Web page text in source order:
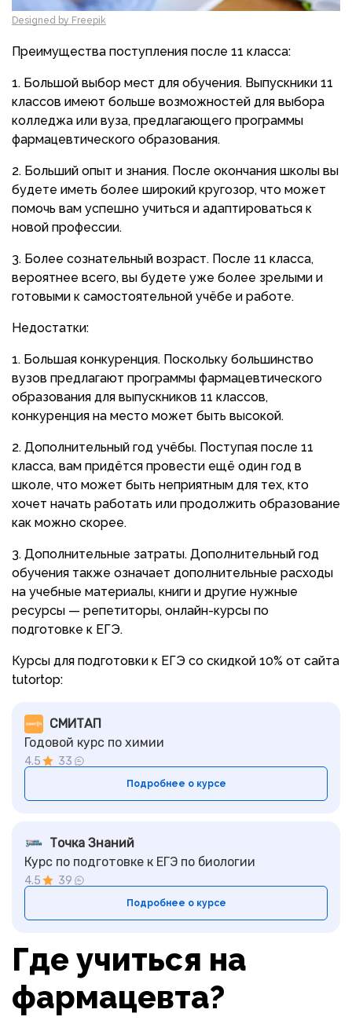
Designed by Freepik
Преимущества поступления после 11 класса:
Большой выбор мест для обучения. Выпускники 11
классов имеют больше возможностей для выбора
колледжа или вуза, предлагающего программы
фармацевтического образования.
Больший опыт и знания. После окончания школы вы
будете иметь более широкий кругозор, что может
помочь вам успешно учиться и адаптироваться к
новой профессии.
Более сознательный возраст. После 11 класса,
вероятнее всего, вы будете уже более зрелыми и
готовыми к самостоятельной учёбе и работе.
Недостатки:
Большая конкуренция. Поскольку большинство
вузов предлагают программы фармацевтического
образования для выпускников 11 классов,
конкуренция на место может быть высокой.
Дополнительный год учёбы. Поступая после 11
класса, вам придётся провести ещё один год в
школе, что может быть неприятным для тех, кто
хочет начать работать или продолжить образование
как можно скорее.
Дополнительные затраты. Дополнительный год
обучения также означает дополнительные расходы
на учебные материалы, книги и другие нужные
ресурсы — репетиторы, онлайн-курсы по
подготовке к ЕГЭ.
Курсы для подготовки к ЕГЭ со скидкой 10% от сайта
tutortop:
СМИТАП
Годовой курс по химии
4.5 33
Подробнее о курсе
Точка Знаний
Курс по подготовке к ЕГЭ по биологии
4.5 39
Подробнее о курсе
Где учиться на
фармацевта?